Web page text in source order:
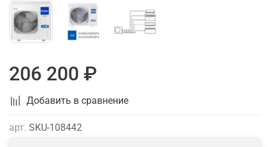
Добавить в сравнение
арт. SKU-108442
206 200 ₽